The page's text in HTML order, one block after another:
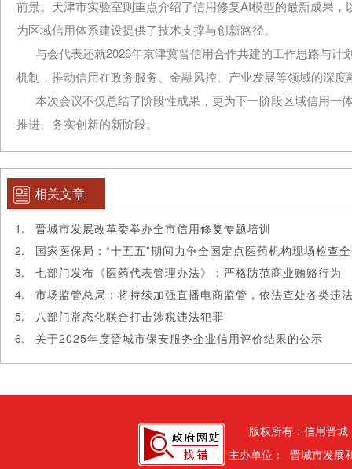
前景。天津市实验室则重点介绍了信用修复AI模型的最新成果
为区域信用体系建设提供了技术支撑与创新路径。
与会代表还就2026年京津冀晋信用合作共建的工作思路与计
机制，推动信用在政务服务、金融风控、产业发展等领域的深度
本次会议不仅总结了阶段性成果，更为下一阶段区域信用一
推进、务实创新的新阶段。
相关文章
晋城市发展改革委举办全市信用修复专题培训
国家医保局：“十五五”期间力争全国定点医药机构现场检查
七部门发布《医药代表管理办法》：严格防范商业贿赂行为
市场监管总局：将持续加强直播电商监管，依法查处各类违
八部门常态化联合打击涉税违法犯罪
关于2025年度晋城市保安服务企业信用评价结果的公示
版权所有：信用晋
主办单位： 晋城市发展